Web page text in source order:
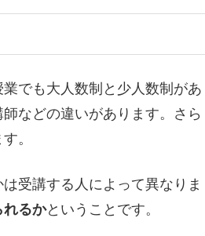
でも大人数制と少人数制があ
などの違いがあります。さら
。
受講する人によって異なりま
れるかということです。